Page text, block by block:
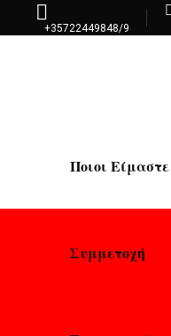
+35722449848/9
Ποιοι Είμαστε
Συμμετοχή